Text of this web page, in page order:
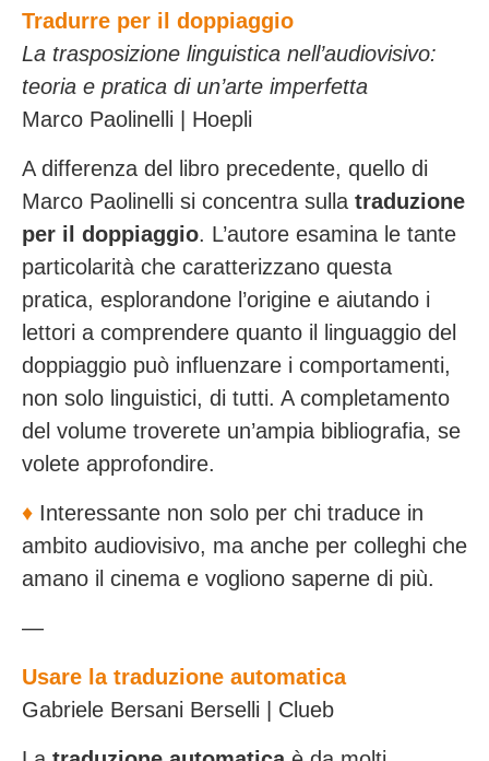
Tradurre per il doppiaggio
La trasposizione linguistica nell’audiovisivo:
teoria e pratica di un’arte imperfetta
Marco Paolinelli | Hoepli
A differenza del libro precedente, quello di
Marco Paolinelli si concentra sulla traduzione
per il doppiaggio. L’autore esamina le tante
particolarità che caratterizzano questa
pratica, esplorandone l’origine e aiutando i
lettori a comprendere quanto il linguaggio del
doppiaggio può influenzare i comportamenti,
non solo linguistici, di tutti. A completamento
del volume troverete un’ampia bibliografia, se
volete approfondire.
♦️ Interessante non solo per chi traduce in
ambito audiovisivo, ma anche per colleghi che
amano il cinema e vogliono saperne di più.
—
Usare la traduzione automatica
Gabriele Bersani Berselli | Clueb